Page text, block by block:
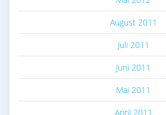
August 2011
Juli 2011
Juni 2011
Mai 2011
April 2011